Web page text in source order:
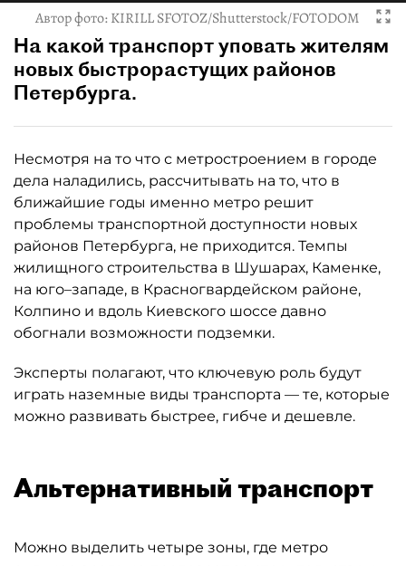
Автор фото:KIRILL SFOTOZ/Shutterstock/FOTODOM
На какой транспорт уповать жителям
новых быстрорастущих районов
Петербурга.
Несмотря на то что с метростроением в городе
дела наладились, рассчитывать на то, что в
ближайшие годы именно метро решит
проблемы транспортной доступности новых
районов Петербурга, не приходится. Темпы
жилищного строительства в Шушарах, Каменке,
на юго–западе, в Красногвардейском районе,
Колпино и вдоль Киевского шоссе давно
обогнали возможности подземки.
Эксперты полагают, что ключевую роль будут
играть наземные виды транспорта — те, которые
можно развивать быстрее, гибче и дешевле.
Альтернативный транспорт
Можно выделить четыре зоны, где метро